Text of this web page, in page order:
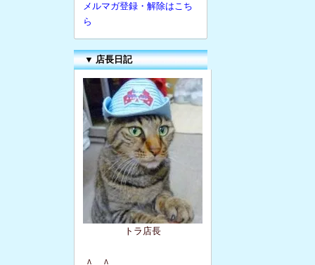
メルマガ登録・解除はこち
ら
▼ 店長日記
トラ店長
Λ   Λ